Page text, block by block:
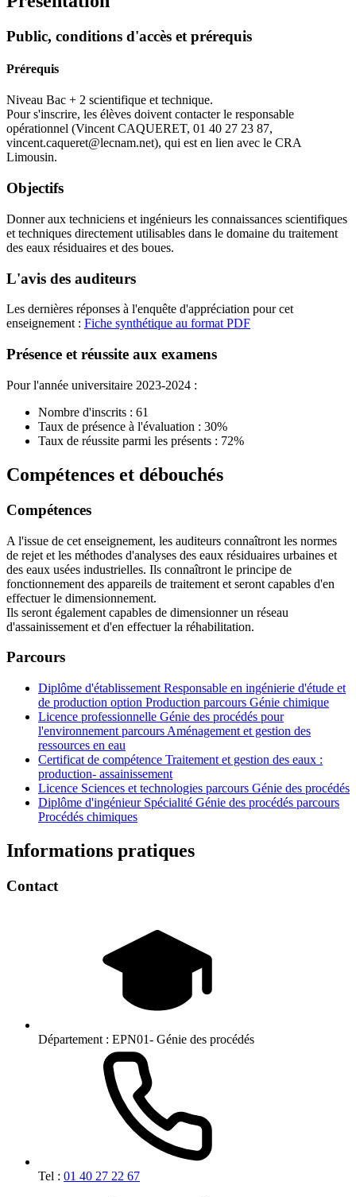
Public, conditions d'accès et prérequis
Prérequis
Niveau Bac + 2 scientifique et technique.
Pour s'inscrire, les élèves doivent contacter le responsable
opérationnel (Vincent CAQUERET, 01 40 27 23 87,
vincent.caqueret@lecnam.net), qui est en lien avec le CRA
Limousin.
Objectifs
Donner aux techniciens et ingénieurs les connaissances scientifiques
et techniques directement utilisables dans le domaine du traitement
des eaux résiduaires et des boues.
L'avis des auditeurs
Les dernières réponses à l'enquête d'appréciation pour cet
enseignement : Fiche synthétique au format PDF
Présence et réussite aux examens
Pour l'année universitaire 2023-2024 :
Nombre d'inscrits : 61
Taux de présence à l'évaluation : 30%
Taux de réussite parmi les présents : 72%
Compétences et débouchés
Compétences
A l'issue de cet enseignement, les auditeurs connaîtront les normes
de rejet et les méthodes d'analyses des eaux résiduaires urbaines et
des eaux usées industrielles. Ils connaîtront le principe de
fonctionnement des appareils de traitement et seront capables d'en
effectuer le dimensionnement.
Ils seront également capables de dimensionner un réseau
d'assainissement et d'en effectuer la réhabilitation.
Parcours
Diplôme d'établissement Responsable en ingénierie d'étude et
de production option Production parcours Génie chimique
Licence professionnelle Génie des procédés pour
l'environnement parcours Aménagement et gestion des
ressources en eau
Certificat de compétence Traitement et gestion des eaux :
production- assainissement
Licence Sciences et technologies parcours Génie des procédés
Diplôme d'ingénieur Spécialité Génie des procédés parcours
Procédés chimiques
Informations pratiques
Contact
Département : EPN01- Génie des procédés
Tel : 01 40 27 22 67